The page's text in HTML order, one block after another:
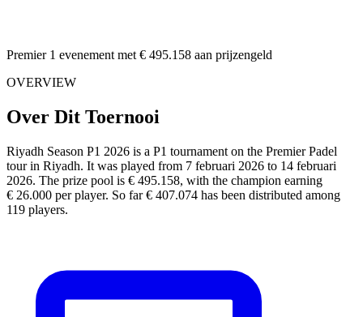
Premier 1 evenement met € 495.158 aan prijzengeld
OVERVIEW
Over Dit Toernooi
Riyadh Season P1 2026 is a P1 tournament on the Premier Padel
tour in Riyadh. It was played from 7 februari 2026 to 14 februari
2026. The prize pool is € 495.158, with the champion earning
€ 26.000 per player. So far € 407.074 has been distributed among
119 players.